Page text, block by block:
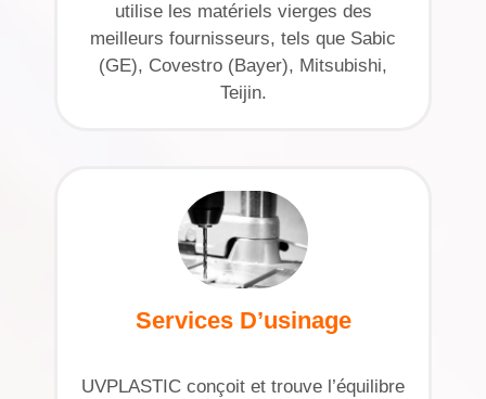
utilise les matériels vierges des
meilleurs fournisseurs, tels que Sabic
(GE), Covestro (Bayer), Mitsubishi,
Teijin.
Services D’usinage
UVPLASTIC conçoit et trouve l’équilibre